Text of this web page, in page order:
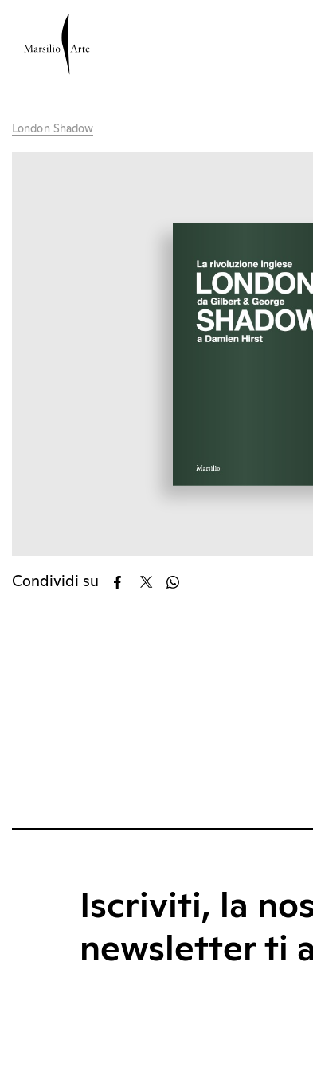
London Shadow
Condividi su
Iscriviti, la
newsletter ti